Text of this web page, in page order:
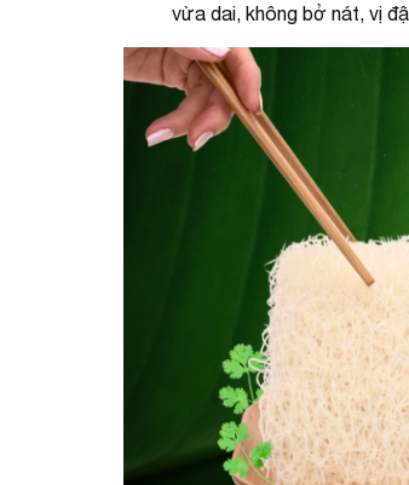
vừa dai, không bở nát, vị